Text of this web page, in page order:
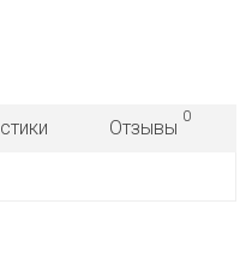
Отзывы
0